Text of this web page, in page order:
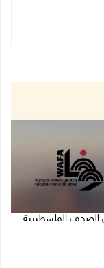
الصحف الفلسطينية